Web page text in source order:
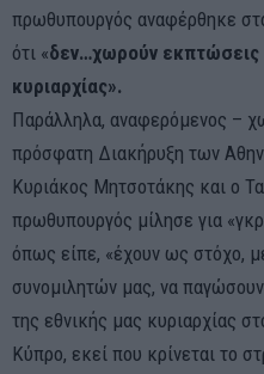
πρωθυπουργός αναφέρθηκε
ότι «δεν…χωρούν εκπτώσεις
κυριαρχίας».
Παράλληλα, αναφερόμενος –
πρόσφατη Διακήρυξη των
Κυριάκος Μητσοτάκης και ο
πρωθυπουργός μίλησε για
όπως είπε, «έχουν ως στόχο,
συνομιλητών μας, να
της εθνικής μας κυριαρχίας
Κύπρο, εκεί που κρίνεται το